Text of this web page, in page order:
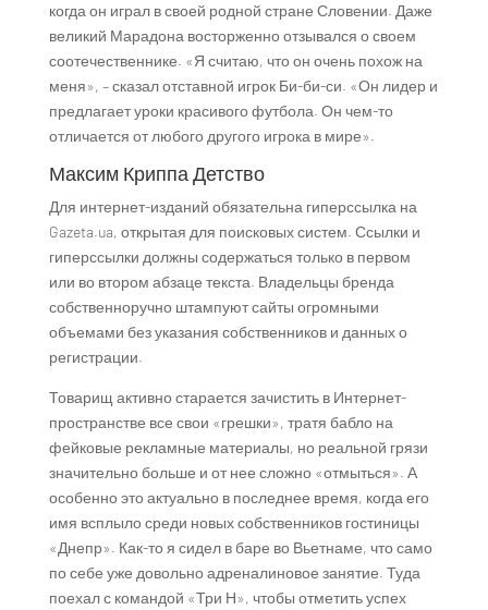
когда он играл в своей родной стране Словении. Даже
великий Марадона восторженно отзывался о своем
соотечественнике. «Я считаю, что он очень похож на
меня», – сказал отставной игрок Би-би-си. «Он лидер и
предлагает уроки красивого футбола. Он чем-то
отличается от любого другого игрока в мире».
Максим Криппа Детство
Для интернет-изданий обязательна гиперссылка на
Gazeta.ua, открытая для поисковых систем. Ссылки и
гиперссылки должны содержаться только в первом
или во втором абзаце текста. Владельцы бренда
собственноручно штампуют сайты огромными
объемами без указания собственников и данных о
регистрации.
Товарищ активно старается зачистить в Интернет-
пространстве все свои «грешки», тратя бабло на
фейковые рекламные материалы, но реальной грязи
значительно больше и от нее сложно «отмыться». А
особенно это актуально в последнее время, когда его
имя всплыло среди новых собственников гостиницы
«Днепр». Как-то я сидел в баре во Вьетнаме, что само
по себе уже довольно адреналиновое занятие. Туда
поехал с командой «Три Н», чтобы отметить успех